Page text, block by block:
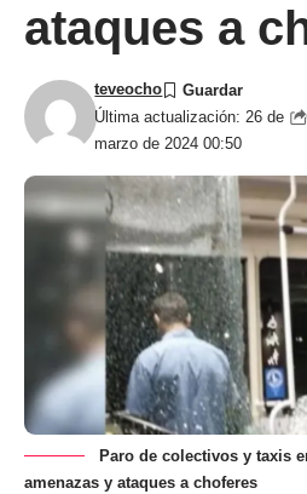
ataques a
Última actualización: 26 de
marzo de 2024 00:50
teveocho
Paro de colectivos y taxis
amenazas y ataques a choferes